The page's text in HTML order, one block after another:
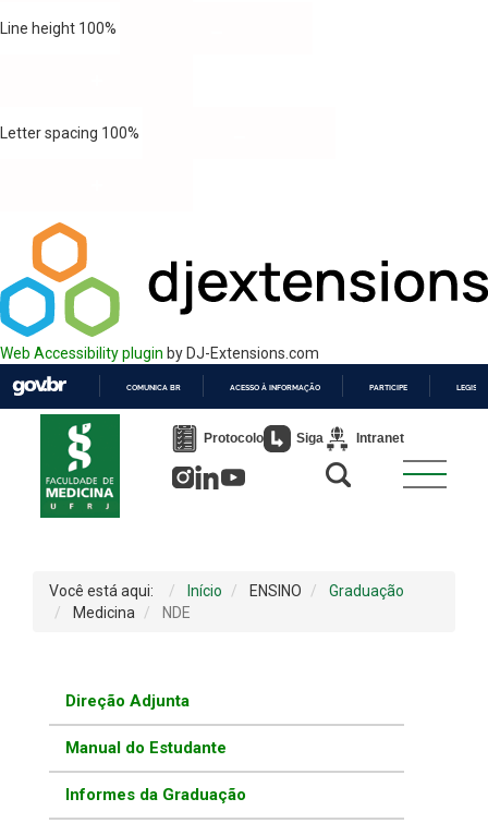
Line height 100%
Letter spacing 100%
Web Accessibility plugin by DJ-Extensions.com
PARA
COMUNICA BR ACESSO À INFORMAÇÃO PARTICIPE
Protocolo Siga Intranet
Você está aqui: Início ENSINO
Graduação
Medicina
NDE
Direção Adjunta
Manual do Estudante
Informes da Graduação